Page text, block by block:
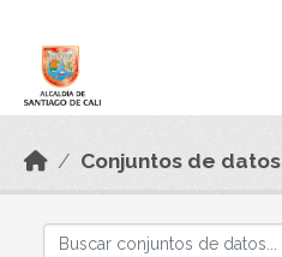
Conjuntos de datos